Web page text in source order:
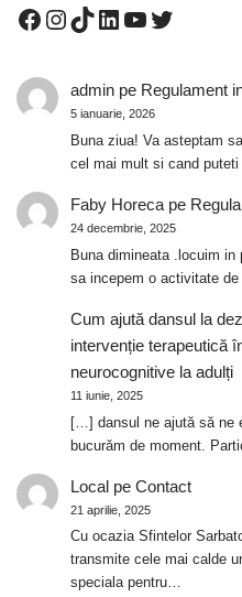
adminpe Regulament
5 ianuarie, 2026
Buna ziua! Va asteptam
cel mai mult si cand puteti
Faby Horecape
24 decembrie, 2025
Buna dimineata .locuim
sa incepem o activitate
Cum ajută dansul la
intervenție terapeutică
neurocognitive la adulți
11 iunie, 2025
[…] dansul ne ajută să ne
bucurăm de moment.
Localpe Contact
21 aprilie, 2025
Cu ocazia Sfintelor
transmite cele mai calde
speciala pentru…